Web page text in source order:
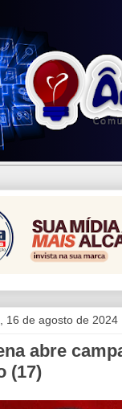
16 de agosto de 2024
abre
(17)